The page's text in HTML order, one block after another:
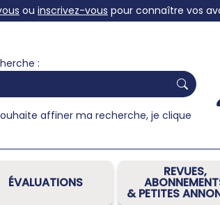
ou inscrivez-vous pour connaître vos
:
affiner ma recherche, je clique
ÉVALUATIONS
REVUES,
& PETITES